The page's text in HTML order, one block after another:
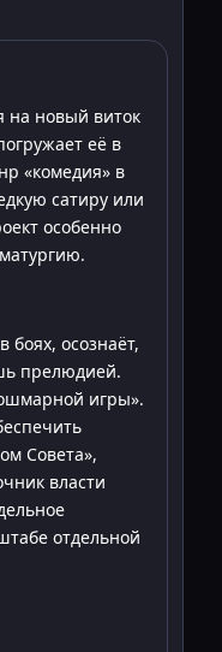
на новый виток
её в
«комедия» в
сатиру или
особенно
боях, осознаёт,
прелюдией.
игры».
Совета»,
власти
отдельной